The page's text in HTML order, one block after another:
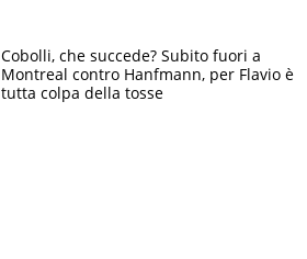
Cobolli, che succede? Subito fuori a
Montreal contro Hanfmann, per Flavio è
tutta colpa della tosse